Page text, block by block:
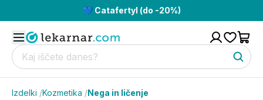
💙 Catafertyl (do -20%)
Izdelki /Kozmetika /Nega in ličenje